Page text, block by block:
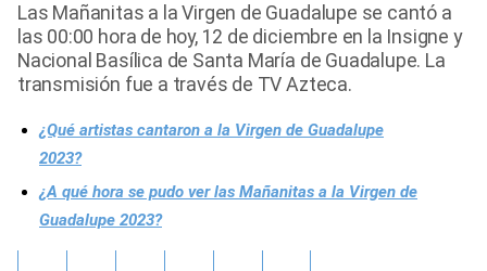
Vida Laboral
Tendencias Mix
Sports
Las Mañanitas a la Virgen de Guadalupe se cantó a
las 00:00 hora de hoy, 12 de diciembre en la Insigne y
Nacional Basílica de Santa María de Guadalupe. La
transmisión fue a través de TV Azteca.
¿Qué artistas cantaron a la Virgen de Guadalupe
2023?
¿A qué hora se pudo ver las Mañanitas a la Virgen de
Guadalupe 2023?